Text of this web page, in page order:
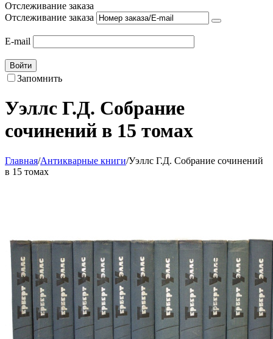
Отслеживание заказа
Отслеживание заказа
E-mail
Войти
Запомнить
Уэллс Г.Д. Собрание
сочинений в 15 томах
Главная/Антикварные книги/Уэллс Г.Д. Собрание сочинений
в 15 томах